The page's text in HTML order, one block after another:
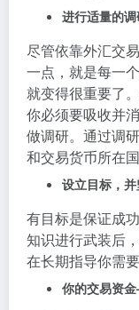
进行适量的
尽管依靠外汇交
一点，就是每一
就变得很重要了
你必须要吸收并
做调研。通过调
和交易货币所在国
设立目标，
有目标是保证成
知识进行武装后
在长期指导你需
你的交易资